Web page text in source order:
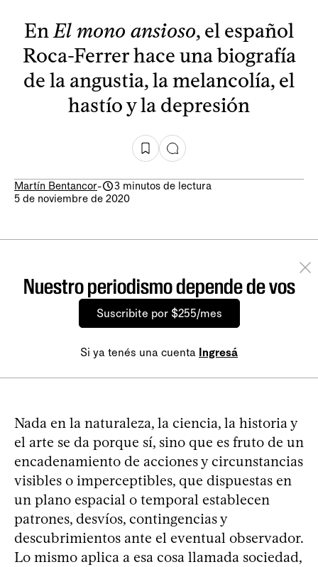
En El mono ansioso, el español
Roca-Ferrer hace una biografía
de la angustia, la melancolía, el
hastío y la depresión
Martín Bentancor-
3 minutos de lectura
5 de noviembre de 2020
Nuestro periodismo depende de vos
Suscribite por $255/mes
Si ya tenés una cuenta Ingresá
Nada en la naturaleza, la ciencia, la historia y
el arte se da porque sí, sino que es fruto de un
encadenamiento de acciones y circunstancias
visibles o imperceptibles, que dispuestas en
un plano espacial o temporal establecen
patrones, desvíos, contingencias y
descubrimientos ante el eventual observador.
Lo mismo aplica a esa cosa llamada sociedad,